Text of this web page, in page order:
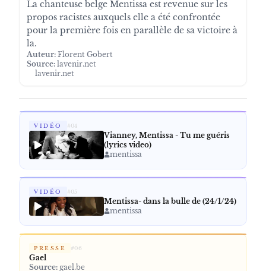
La chanteuse belge Mentissa est revenue sur les
propos racistes auxquels elle a été confrontée
pour la première fois en parallèle de sa victoire à
la.
Auteur: Florent Gobert
Source: lavenir.net
lavenir.net
VIDÉO #04
Vianney, Mentissa - Tu me guéris
(lyrics video)
mentissa
VIDÉO #05
Mentissa- dans la bulle de (24/1/24)
mentissa
PRESSE #06
Gael
Source: gael.be